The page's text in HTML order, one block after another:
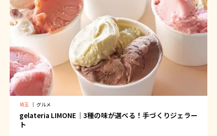
埼玉 ｜ グルメ
gelateria LIMONE｜3種の味が選べる！手づくりジェラー
ト